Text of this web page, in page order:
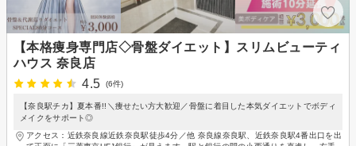
【本格痩身専門店◇骨盤ダイエット】スリムビューティ
ハウス 奈良店
4.5
(6件)
【奈良駅チカ】夏本番!!＼痩せたい方大歓迎／骨盤に着目した本気ダイエットでボディ
メイクをサポート◎
アクセス：近鉄奈良線近鉄奈良駅徒歩4分／他 奈良線奈良駅、近鉄奈良駅4番出口を出